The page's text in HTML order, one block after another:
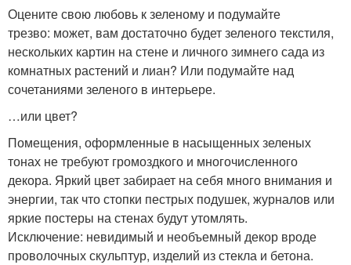
Оцените свою любовь к зеленому и подумайте
трезво: может, вам достаточно будет зеленого текстиля,
нескольких картин на стене и личного зимнего сада из
комнатных растений и лиан? Или подумайте над
сочетаниями зеленого в интерьере.
…или цвет?
Помещения, оформленные в насыщенных зеленых
тонах не требуют громоздкого и многочисленного
декора. Яркий цвет забирает на себя много внимания и
энергии, так что стопки пестрых подушек, журналов или
яркие постеры на стенах будут утомлять.
Исключение: невидимый и необъемный декор вроде
проволочных скульптур, изделий из стекла и бетона.